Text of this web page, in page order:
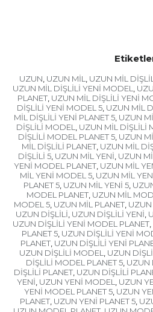
UZUN, UZUN MİL , UZUN MİL
UZUN MİL DİŞLİLİ YENİ MODEL ,
PLANET, UZUN MİL DİŞLİLİ YENİ
DİŞLİLİ YENİ MODEL 5, UZUN MİL
MİL DİŞLİLİ YENİ PLANET 5, UZUN
DİŞLİLİ MODEL , UZUN MİL DİŞLİLİ
DİŞLİLİ MODEL PLANET 5, UZUN
MİL DİŞLİLİ PLANET, UZUN MİL
DİŞLİLİ 5, UZUN MİL YENİ, UZUN
YENİ MODEL PLANET, UZUN MİL
MİL YENİ MODEL 5, UZUN MİL
PLANET 5, UZUN MİL YENİ 5,
MODEL PLANET, UZUN MİL
MODEL 5, UZUN MİL PLANET, UZUN
UZUN DİŞLİLİ, UZUN DİŞLİLİ YENİ,
UZUN DİŞLİLİ YENİ MODEL PLANET,
PLANET 5, UZUN DİŞLİLİ YENİ
PLANET, UZUN DİŞLİLİ YENİ
UZUN DİŞLİLİ MODEL , UZUN
DİŞLİLİ MODEL PLANET 5, UZUN
DİŞLİLİ PLANET, UZUN DİŞLİLİ
YENİ, UZUN YENİ MODEL , UZUN
YENİ MODEL PLANET 5, UZUN
PLANET, UZUN YENİ PLANET 5,